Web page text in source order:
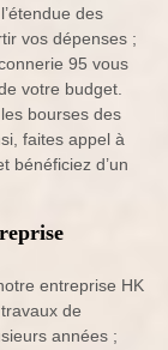
des
vos dépenses ;
95 vous
votre budget.
bourses des
faites appel à
bénéficiez d’un
entreprise HK
de
années ;